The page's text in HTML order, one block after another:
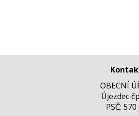
OBECNÍ
Újezdec
PSČ: 570